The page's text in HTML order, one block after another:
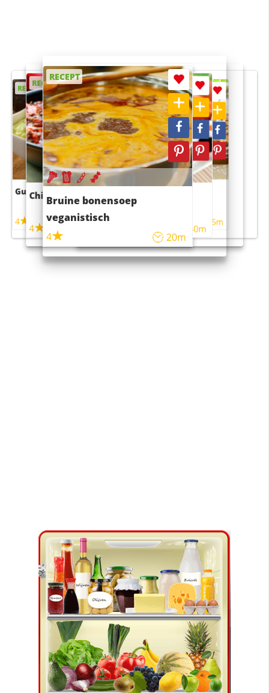
RECEPT
Guacamole
4
RECEPT
Chili con carne
4
RECEPT
Bruine bonensoep
veganistisch
4
20m
RECEPT
Sushi rijstsalade
maaltijdsalade
40m
RECEPT
4 55m